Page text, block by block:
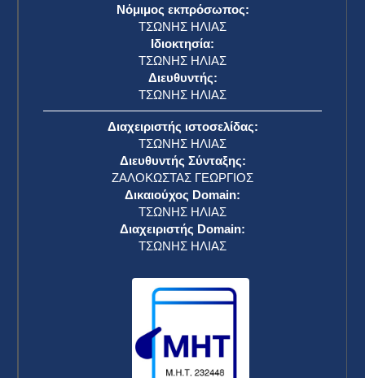
Νόμιμος εκπρόσωπος:
ΤΣΩΝΗΣ ΗΛΙΑΣ
Ιδιοκτησία:
ΤΣΩΝΗΣ ΗΛΙΑΣ
Διευθυντής:
ΤΣΩΝΗΣ ΗΛΙΑΣ
Διαχειριστής ιστοσελίδας:
ΤΣΩΝΗΣ ΗΛΙΑΣ
Διευθυντής Σύνταξης:
ΖΑΛΟΚΩΣΤΑΣ ΓΕΩΡΓΙΟΣ
Δικαιούχος Domain:
ΤΣΩΝΗΣ ΗΛΙΑΣ
Διαχειριστής Domain:
ΤΣΩΝΗΣ ΗΛΙΑΣ